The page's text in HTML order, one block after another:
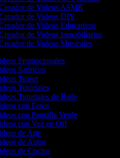
de Videos ASMR
de Videos DIY
de Videos Educativos
de Videos Inmobiliarios
de Videos Musicales
Promocionales
Satíricos
Teaser
Tutoriales
Tutoriales de Baile
con Fotos
con Pantalla Verde
con Voz en Off
de Arte
de Autos
de Cocina